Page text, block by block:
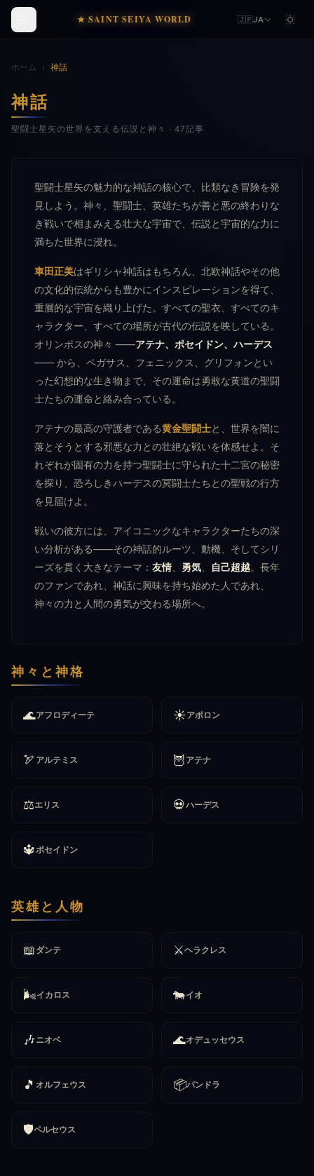
★ SAINT SEIYA WORLD 🇯🇵JA
ホーム › 神話
神話
聖闘士星矢の世界を支える伝説と神々 · 47記事
聖闘士星矢の魅力的な神話の核心で、比類なき冒険を発
見しよう。神々、聖闘士、英雄たちが善と悪の終わりな
き戦いで相まみえる壮大な宇宙で、伝説と宇宙的な力に
満ちた世界に浸れ。
車田正美はギリシャ神話はもちろん、北欧神話やその他
の文化的伝統からも豊かにインスピレーションを得て、
重層的な宇宙を織り上げた。すべての聖衣、すべてのキ
ャラクター、すべての場所が古代の伝説を映している。
オリンポスの神々 ――アテナ、ポセイドン、ハーデス
―― から、ペガサス、フェニックス、グリフォンとい
った幻想的な生き物まで、その運命は勇敢な黄道の聖闘
士たちの運命と絡み合っている。
アテナの最高の守護者である黄金聖闘士と、世界を闇に
落とそうとする邪悪な力との壮絶な戦いを体感せよ。そ
れぞれが固有の力を持つ聖闘士に守られた十二宮の秘密
を探り、恐ろしきハーデスの冥闘士たちとの聖戦の行方
を見届けよ。
戦いの彼方には、アイコニックなキャラクターたちの深
い分析がある――その神話的ルーツ、動機、そしてシリ
ーズを貫く大きなテーマ： 友情、 勇気 自己超越。長年
のファンであれ、神話に興味を持ち始めた人であれ、
神々の力と人間の勇気が交わる場所へ。
神々と神格
🌊アフロディーテ ☀️アポロン
🏹 アルテミス 🦉 アテナ
⚖️エリス 💀ハーデス
🔱ポセイドン
英雄と人物
📖 ダンテ ⚔️ヘラクレス
🌬️イカロス 🐄イオ
🎶ニオベ 🌊オデュッセウス
🎵 オルフェウス 📦パンドラ
🛡️ペルセウス